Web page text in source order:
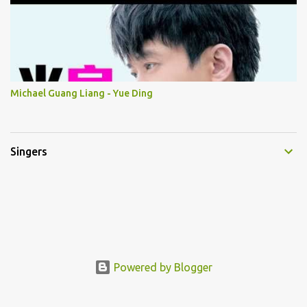
Michael Guang Liang - Yue Ding
Singers
Powered by Blogger